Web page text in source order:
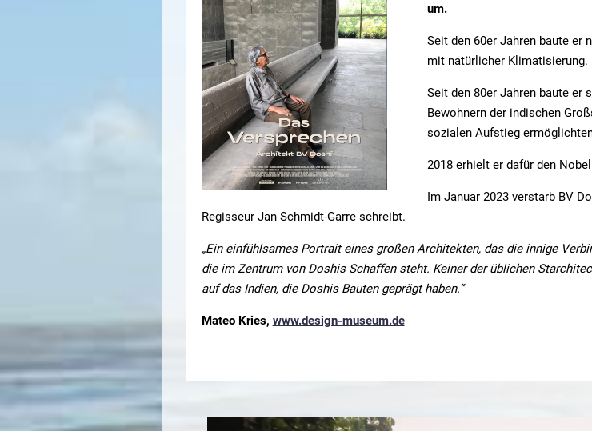
um.
Seit den 60er Jahren baute er
mit natürlicher Klimatisierung.
Seit den 80er Jahren baute er
Bewohnern der indischen
sozialen Aufstieg
2018 erhielt er dafür den
Im Januar 2023 verstarb BV
Regisseur Jan Schmidt-Garre schreibt.
„Ein einfühlsames Portrait eines großen Architekten, das die innige
die im Zentrum von Doshis Schaffen steht. Keiner der üblichen
auf das Indien, die Doshis Bauten geprägt haben.“
Mateo Kries, www.design-museum.de